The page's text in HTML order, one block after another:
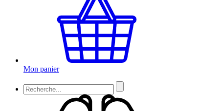
Mon panier